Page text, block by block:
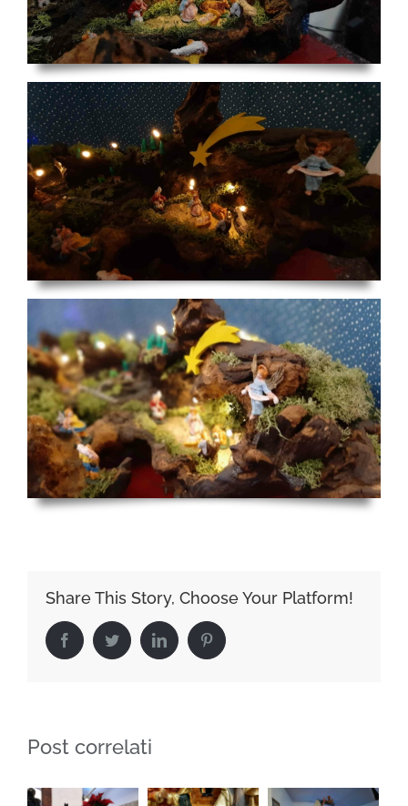
Share This Story, Choose Your Platform!
FacebookTwitter LinkedIn Pinterest
Post correlati